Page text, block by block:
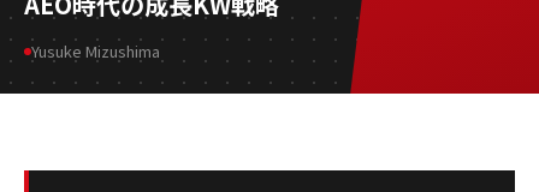
Yusuke Mizushima